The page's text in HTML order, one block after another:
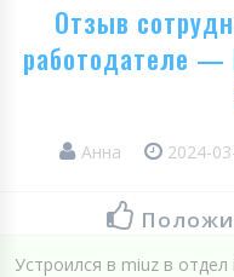
Отзыв
работодателе
Анна 2024-
Устроился в miuz в